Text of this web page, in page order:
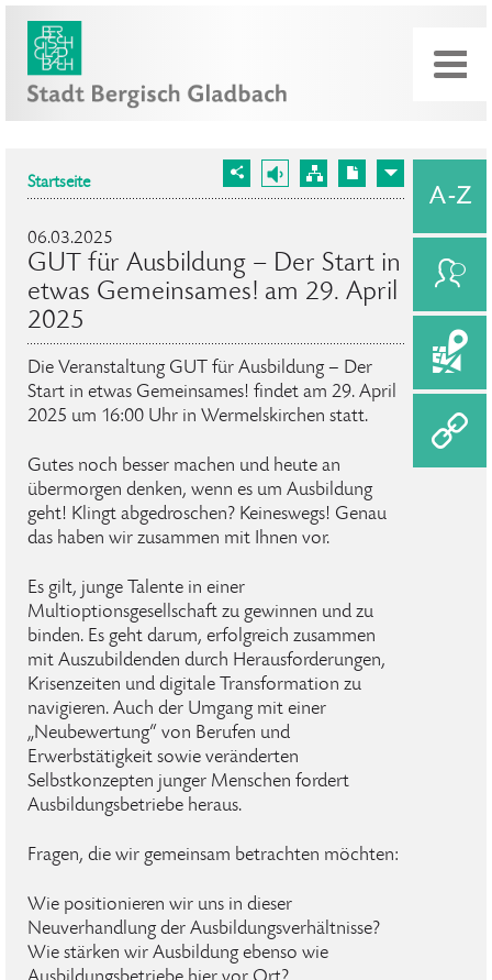
Startseite
06.03.2025
GUT für Ausbildung – Der Start in
etwas Gemeinsames! am 29. April
2025
Die Veranstaltung GUT für Ausbildung – Der
Start in etwas Gemeinsames! findet am 29. April
2025 um 16:00 Uhr in Wermelskirchen statt.
Gutes noch besser machen und heute an
übermorgen denken, wenn es um Ausbildung
geht! Klingt abgedroschen? Keineswegs! Genau
das haben wir zusammen mit Ihnen vor.
Es gilt, junge Talente in einer
Multioptionsgesellschaft zu gewinnen und zu
binden. Es geht darum, erfolgreich zusammen
mit Auszubildenden durch Herausforderungen,
Krisenzeiten und digitale Transformation zu
navigieren. Auch der Umgang mit einer
„Neubewertung“ von Berufen und
Erwerbstätigkeit sowie veränderten
Selbstkonzepten junger Menschen fordert
Ausbildungsbetriebe heraus.
Fragen, die wir gemeinsam betrachten möchten:
Wie positionieren wir uns in dieser
Neuverhandlung der Ausbildungsverhältnisse?
Wie stärken wir Ausbildung ebenso wie